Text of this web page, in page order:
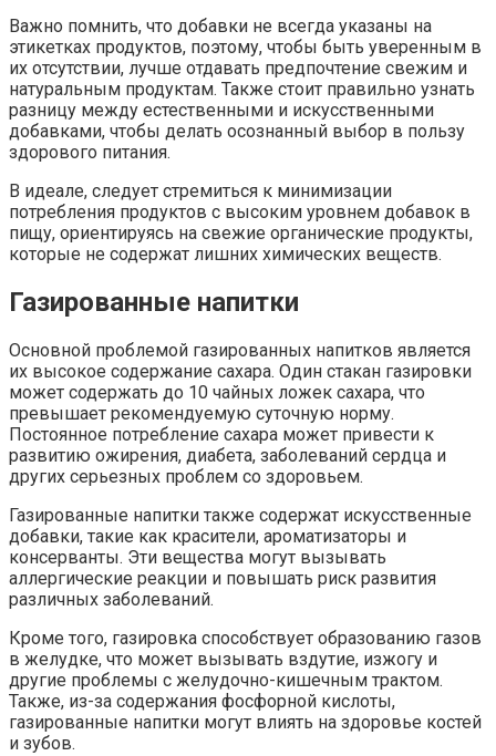
Важно помнить, что добавки не всегда указаны на
этикетках продуктов, поэтому, чтобы быть уверенным в
их отсутствии, лучше отдавать предпочтение свежим и
натуральным продуктам. Также стоит правильно узнать
разницу между естественными и искусственными
добавками, чтобы делать осознанный выбор в пользу
здорового питания.
В идеале, следует стремиться к минимизации
потребления продуктов с высоким уровнем добавок в
пищу, ориентируясь на свежие органические продукты,
которые не содержат лишних химических веществ.
Газированные напитки
Основной проблемой газированных напитков является
их высокое содержание сахара. Один стакан газировки
может содержать до 10 чайных ложек сахара, что
превышает рекомендуемую суточную норму.
Постоянное потребление сахара может привести к
развитию ожирения, диабета, заболеваний сердца и
других серьезных проблем со здоровьем.
Газированные напитки также содержат искусственные
добавки, такие как красители, ароматизаторы и
консерванты. Эти вещества могут вызывать
аллергические реакции и повышать риск развития
различных заболеваний.
Кроме того, газировка способствует образованию газов
в желудке, что может вызывать вздутие, изжогу и
другие проблемы с желудочно-кишечным трактом.
Также, из-за содержания фосфорной кислоты,
газированные напитки могут влиять на здоровье костей
и зубов.